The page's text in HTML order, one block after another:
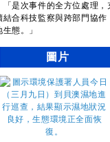
次事件的全方位處理，
合科技監察與跨部門協
態。」
圖片